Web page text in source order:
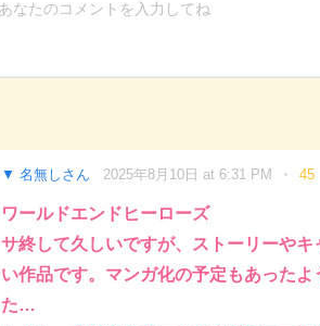
名無しさん 2025年8月10日 at 6:31 PM 45
ワールドエンドヒーローズ
サ終して久しいですが、ストーリーや
い作品です。マンガ化の予定もあった
た…